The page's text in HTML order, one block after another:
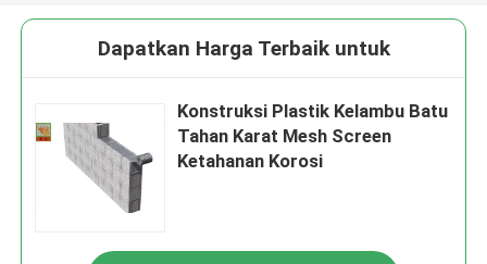
Dapatkan Harga Terbaik untuk
Konstruksi Plastik Kelambu Batu
Tahan Karat Mesh Screen
Ketahanan Korosi